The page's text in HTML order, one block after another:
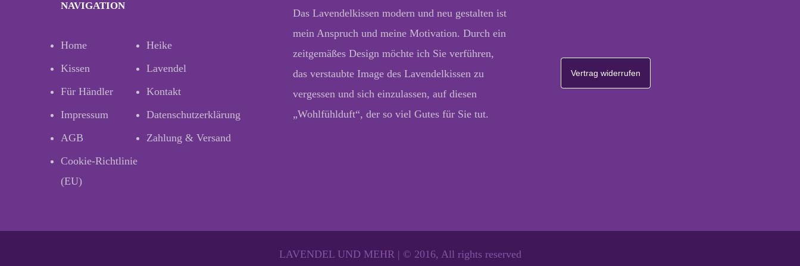
NAVIGATION
Home
Heike
Kissen
Lavendel
Für Händler
Kontakt
Impressum
Datenschutzerklärung
AGB
Zahlung & Versand
Cookie-Richtlinie
(EU)
Das Lavendelkissen modern und neu gestalten ist
mein Anspruch und meine Motivation. Durch ein
zeitgemäßes Design möchte ich Sie verführen,
das verstaubte Image des Lavendelkissen zu
vergessen und sich einzulassen, auf diesen
„Wohlfühlduft“, der so viel Gutes für Sie tut.
Vertrag widerrufen
LAVENDEL UND MEHR | © 2016, All rights reserved